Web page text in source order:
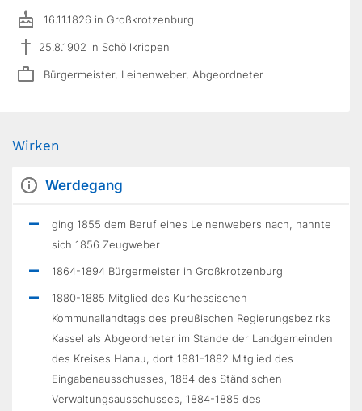
16.11.1826 in Großkrotzenburg
25.8.1902 in Schöllkrippen
Bürgermeister, Leinenweber, Abgeordneter
Wirken
Werdegang
ging 1855 dem Beruf eines Leinenwebers nach, nannte
sich 1856 Zeugweber
1864-1894 Bürgermeister in Großkrotzenburg
1880-1885 Mitglied des Kurhessischen
Kommunallandtags des preußischen Regierungsbezirks
Kassel als Abgeordneter im Stande der Landgemeinden
des Kreises Hanau, dort 1881-1882 Mitglied des
Eingabenausschusses, 1884 des Ständischen
Verwaltungsausschusses, 1884-1885 des